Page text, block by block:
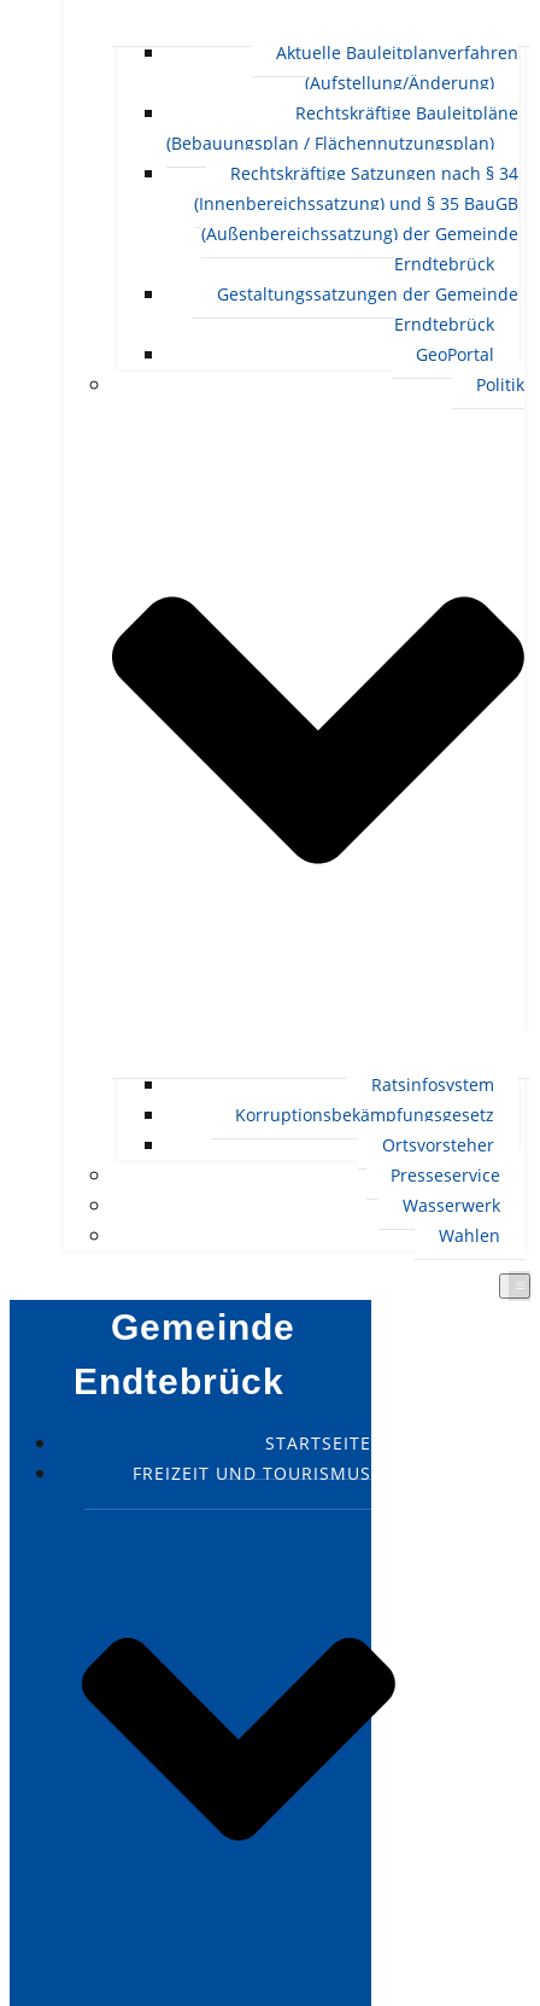
Aktuelle Bauleitplanverfahren
(Aufstellung/Änderung)
Rechtskräftige Bauleitpläne
(Bebauungsplan / Flächennutzungsplan)
Rechtskräftige Satzungen nach § 34
(Innenbereichssatzung) und § 35 BauGB
(Außenbereichssatzung) der Gemeinde
Erndtebrück
Gestaltungssatzungen der Gemeinde
Erndtebrück
GeoPortal
Politik
Ratsinfosystem
Korruptionsbekämpfungsgesetz
Ortsvorsteher
Presseservice
Wasserwerk
Wahlen
Gemeinde
Endtebrück
STARTSEITE
FREIZEIT UND TOURISMUS